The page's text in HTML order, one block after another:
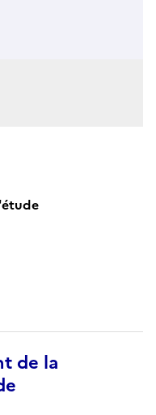
de la